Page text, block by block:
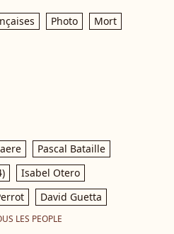
Photo
Mort
Pascal Bataille
Isabel Otero
David Guetta
LES PEOPLE